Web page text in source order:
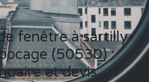
(50530) :
et devis